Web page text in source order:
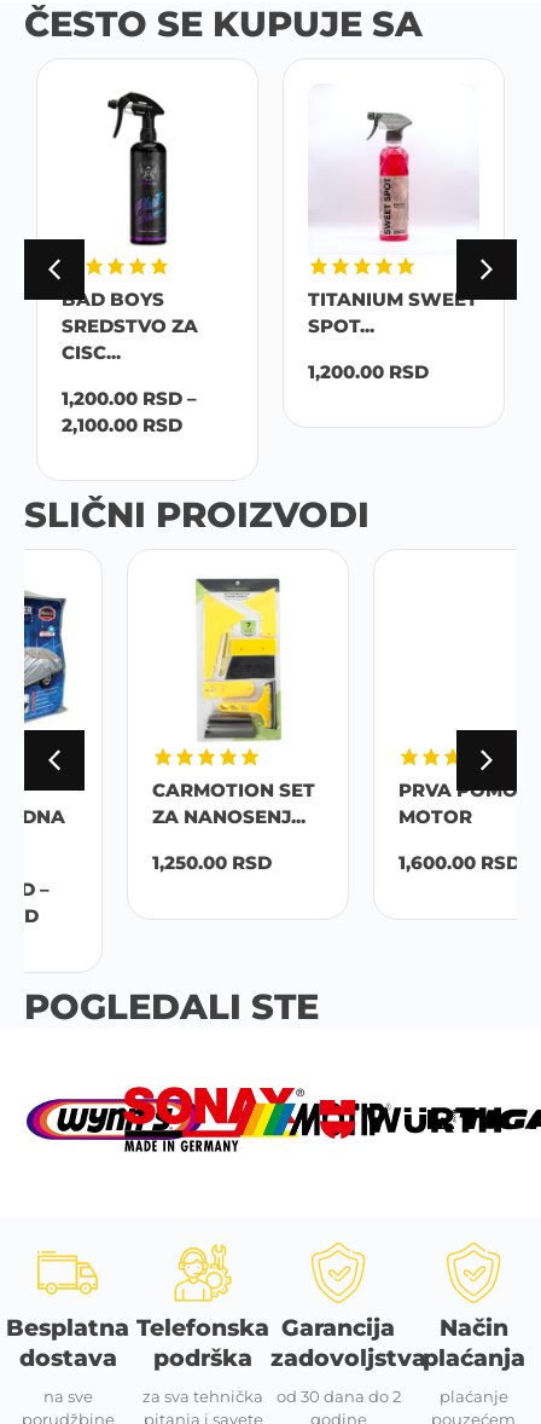
ČESTO SE KUPUJE SA
BAD BOYS
SREDSTVO ZA
CISC...
1,200.00 RSD –
2,100.00 RSD
TITANIUM SWEET
SPOT...
1,200.00 RSD
SLIČNI PROIZVODI
CARMOTION SET
ZA NANOSENJ...
RSD
PRVA POMOC ZA
RSD
POGLEDALI STE
Besplatna
dostava
na sve
porudžbine
Telefonska
podrška
za sva tehnička
pitanja i savete
Garancija
zadovoljstva
od 30 dana do 2
godine
Način
plaćanja
plaćanje
pouzećem